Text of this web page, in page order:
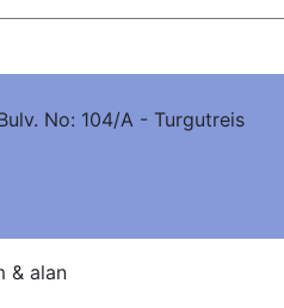
No: 104/A - Turgutreis
& alan